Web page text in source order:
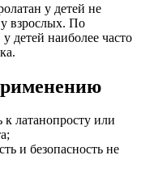
у детей не
у взрослых. По
детей наиболее часто
латанопросту или
и безопасность не